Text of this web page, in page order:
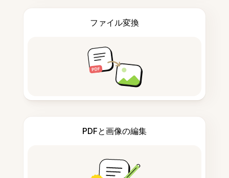
ファイル変換
PDFと画像の編集